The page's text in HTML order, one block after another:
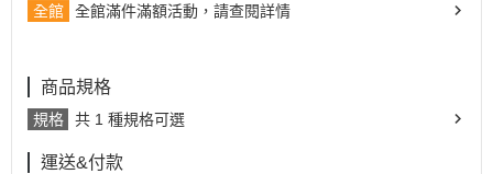
全館 全館滿件滿額活動，請查閱詳情
商品規格
規格 共 1 種規格可選
運送&付款